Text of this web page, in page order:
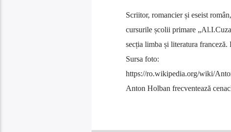
Scriitor, romancier și eseist
cursurile școlii primare
secția limba și literatura
Sursa foto:
https://ro.wikipedia.org/wiki/
Anton Holban frecventează